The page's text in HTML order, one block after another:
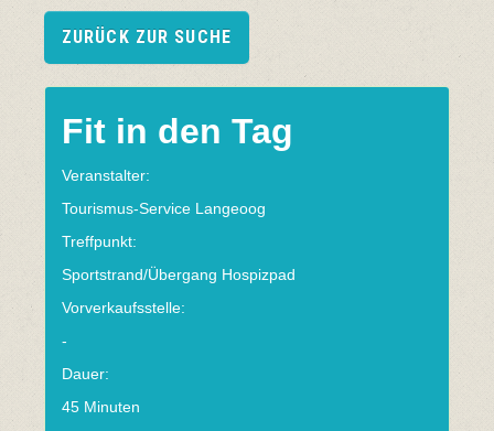
ZURÜCK ZUR SUCHE
Fit in den Tag
Veranstalter:
Tourismus-Service Langeoog
Treffpunkt:
Sportstrand/Übergang Hospizpad
Vorverkaufsstelle:
-
Dauer:
45 Minuten